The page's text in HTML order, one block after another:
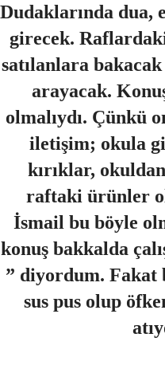
Dudaklarında dua,
girecek.
satılanlara
arayacak.
olmalıydı. Çünkü
iletişim; okula
kırıklar,
raftaki ürünler
İsmail bu böyle
konuş bakkalda
” diyordum. Fakat
sus pus olup